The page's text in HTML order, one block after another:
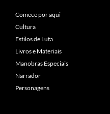
Comece por aqui
Cultura
Estilos de Luta
Livros e Materiais
Manobras Especiais
Narrador
Personagens